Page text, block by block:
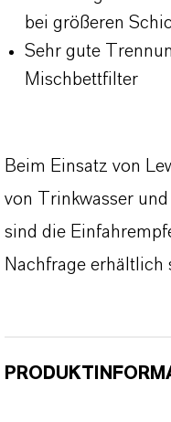
bei größeren
Sehr gute
Mischbettfilter
Beim Einsatz von
von Trinkwasser
sind die
Nachfrage erhältlich